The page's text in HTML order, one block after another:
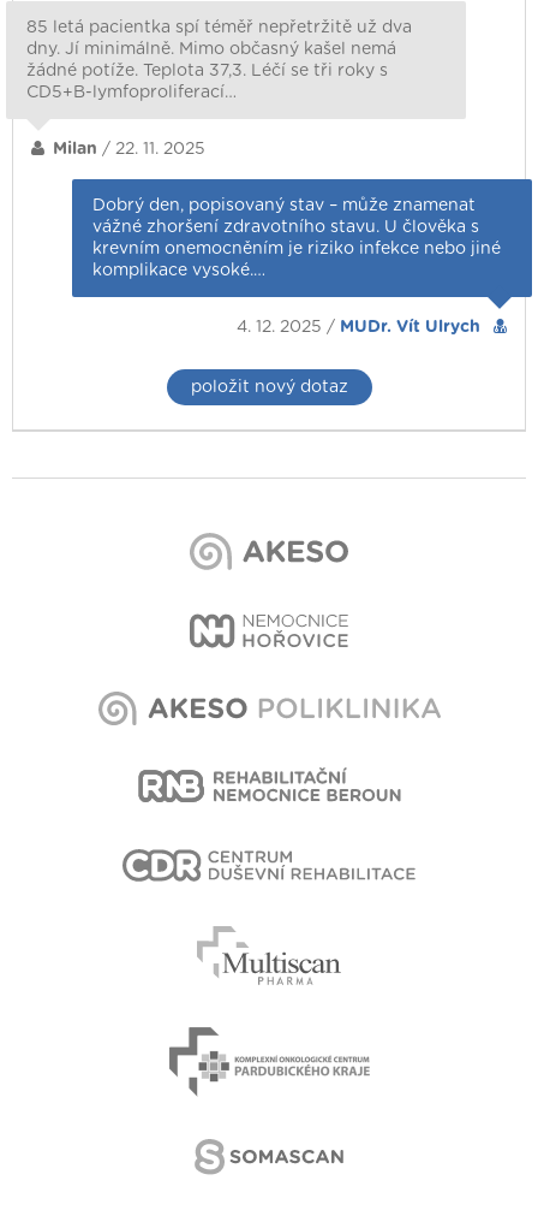
85 letá pacientka spí téměř nepřetržitě už dva
dny. Jí minimálně. Mimo občasný kašel nemá
žádné potíže. Teplota 37,3. Léčí se tři roky s
CD5+B-lymfoproliferací…
Milan / 22. 11. 2025
Dobrý den, popisovaný stav – může znamenat
vážné zhoršení zdravotního stavu. U člověka s
krevním onemocněním je riziko infekce nebo jiné
komplikace vysoké.…
4. 12. 2025 / MUDr. Vít Ulrych
položit nový dotaz